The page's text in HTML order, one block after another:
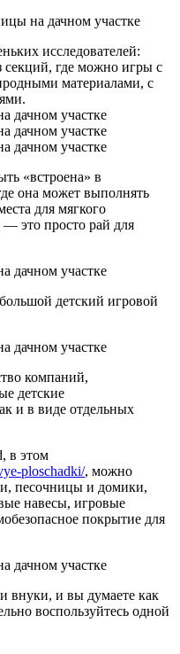
исследователей:
секций, где можно игры с
материалами, с
«встроена» в
она может выполнять
для мягкого
— это просто рай для
детский игровой
компаний,
детские
и в виде отдельных
в этом
ploschadki/, можно
песочницы и домики,
навесы, игровые
покрытие для
внуки, и вы думаете как
воспользуйтесь одной